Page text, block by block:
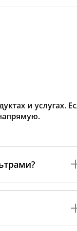
и услугах.
соответствуют
и